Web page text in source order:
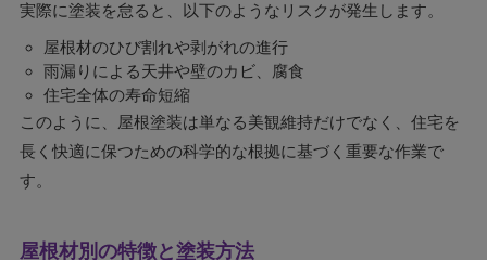
実際に塗装を怠ると、以下のようなリスクが発生します。
屋根材のひび割れや剥がれの進行
雨漏りによる天井や壁のカビ、腐食
住宅全体の寿命短縮
このように、屋根塗装は単なる美観維持だけでなく、住宅を
長く快適に保つための科学的な根拠に基づく重要な作業で
す。
屋根材別の特徴と塗装方法